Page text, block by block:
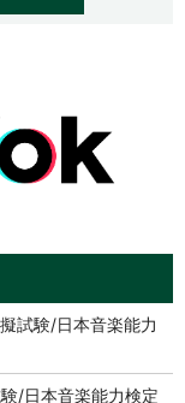
試験/日本音楽能力
/日本音楽能力検定